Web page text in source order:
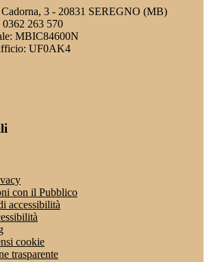
Cadorna, 3 - 20831 SEREGNO (MB)
0362 263 570
MBIC84600N
UF0AK4
con il Pubblico
accessibilità
cookie
trasparente